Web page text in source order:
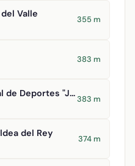
Valle
355 m
383 m
Complejo Municipal de Deportes "Julián Álvarez de Uribarri"
383 m
del Rey
374 m